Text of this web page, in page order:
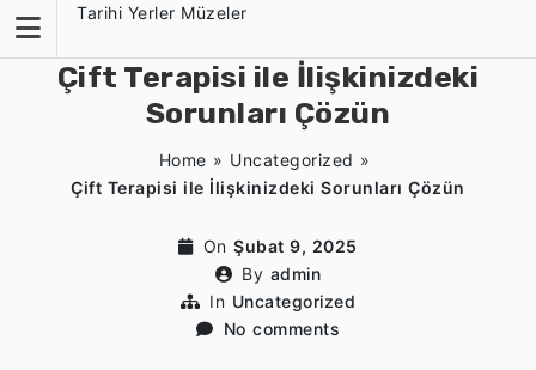
content
Tarihi Yerler Müzeler
Çift Terapisi ile İlişkinizdeki
Sorunları Çözün
Home » Uncategorized »
Çift Terapisi ile İlişkinizdeki Sorunları Çözün
On Şubat 9, 2025
By admin
In Uncategorized
No comments